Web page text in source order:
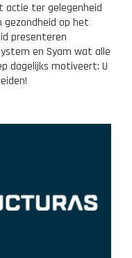
actie ter gelegenheid
gezondheid op het
presenteren
en Syam wat alle
dagelijks motiveert: U